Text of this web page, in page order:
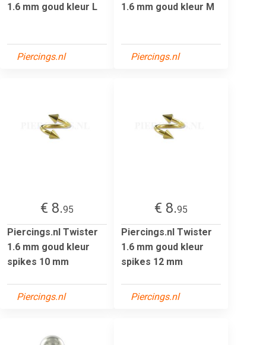
1.6 mm goud kleur L
Piercings.nl
1.6 mm goud kleur M
Piercings.nl
€ 8.95
Piercings.nl Twister
1.6 mm goud kleur
spikes 10 mm
Piercings.nl
€ 8.95
Piercings.nl Twister
1.6 mm goud kleur
spikes 12 mm
Piercings.nl